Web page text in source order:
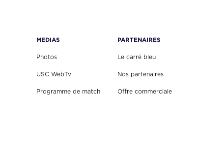
MEDIAS
Photos
USC WebTv
Programme de match
PARTENAIRES
Le carré bleu
Nos partenaires
Offre commerciale